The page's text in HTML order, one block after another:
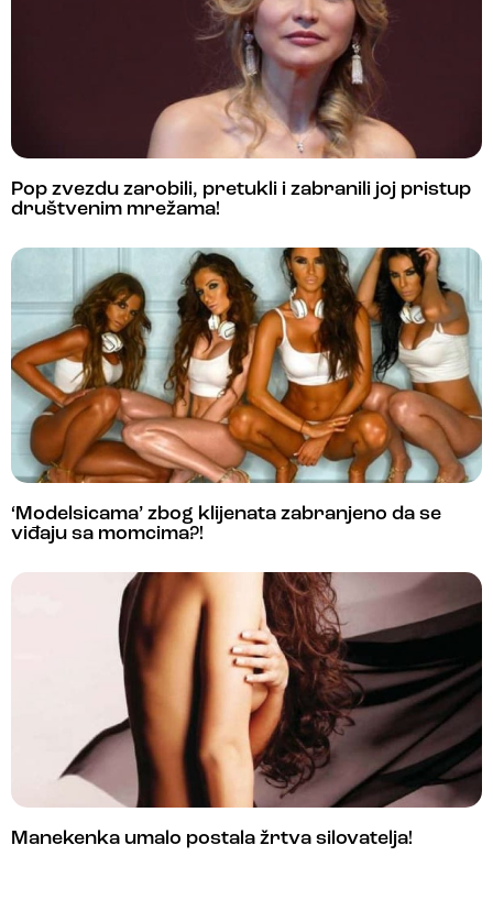
Pop zvezdu zarobili, pretukli i zabranili joj pristup
društvenim mrežama!
‘Modelsicama’ zbog klijenata zabranjeno da se
viđaju sa momcima?!
Manekenka umalo postala žrtva silovatelja!